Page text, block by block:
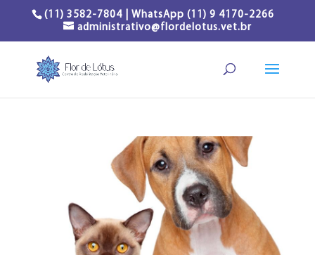
(11) 3582-7804 | WhatsApp (11) 9 4170-2266
administrativo@flordelotus.vet.br